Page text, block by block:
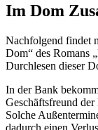
Im Dom
Nachfolgend findet
Dom“ des Romans
Durchlesen dieser
In der Bank
Geschäftsfreund
Solche
dadurch einen